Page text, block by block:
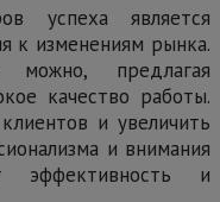
успеха является
к изменениям рынка.
можно, предлагая
качество работы.
и увеличить
и внимания
и